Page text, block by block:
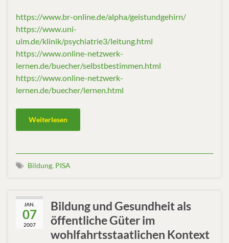
https://www.br-online.de/alpha/geistundgehirn/
https://www.uni-
ulm.de/klinik/psychiatrie3/leitung.html
https://www.online-netzwerk-
lernen.de/buecher/selbstbestimmen.html
https://www.online-netzwerk-
lernen.de/buecher/lernen.html
Weiterlesen
Bildung, PISA
JAN.
07
2007
Bildung und Gesundheit als
öffentliche Güter im
wohlfahrtsstaatlichen Kontext